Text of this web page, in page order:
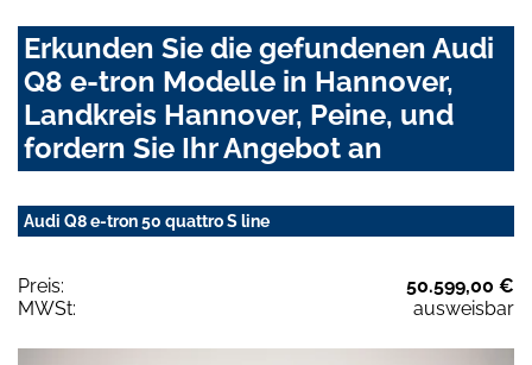
Erkunden Sie die gefundenen Audi
Q8 e-tron Modelle in Hannover,
Landkreis Hannover, Peine, und
fordern Sie Ihr Angebot an
Audi Q8 e-tron 50 quattro S line
Preis:
50.599,00 €
MWSt:
ausweisbar